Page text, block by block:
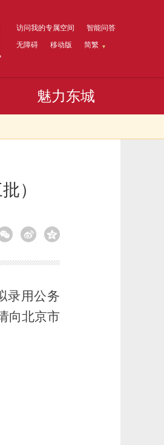
访问我的专属空间
智能问答
无障碍
移动版 简繁
魅力东城
）
录用公务
向北京市